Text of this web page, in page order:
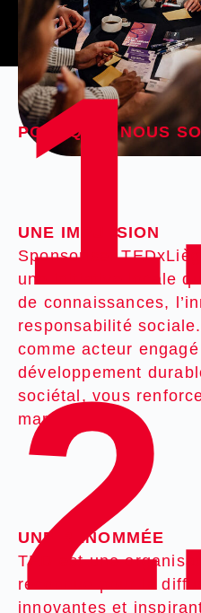
POURQUOI NOUS
UNE IMPULSION
Sponsoriser
une initiative locale
de connaissances,
responsabilité
comme acteur
développement
sociétal, vous
marque !
UNE RENOMMÉE
TED est une
reconnue pour la
innovantes et